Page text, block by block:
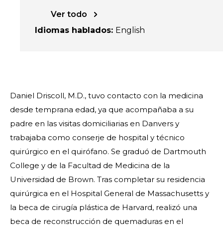
Ver todo
Idiomas hablados: English
Daniel Driscoll, M.D., tuvo contacto con la medicina
desde temprana edad, ya que acompañaba a su
padre en las visitas domiciliarias en Danvers y
trabajaba como conserje de hospital y técnico
quirúrgico en el quirófano. Se graduó de Dartmouth
College y de la Facultad de Medicina de la
Universidad de Brown. Tras completar su residencia
quirúrgica en el Hospital General de Massachusetts y
la beca de cirugía plástica de Harvard, realizó una
beca de reconstrucción de quemaduras en el